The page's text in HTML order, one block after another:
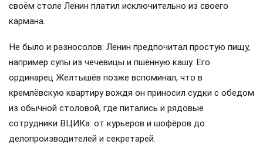
своём столе Ленин платил исключительно из своего
кармана.
Не было и разносолов: Ленин предпочитал простую пищу,
например супы из чечевицы и пшённую кашу. Его
ординарец Желтышёв позже вспоминал, что в
кремлёвскую квартиру вождя он приносил судки с обедом
из обычной столовой, где питались и рядовые
сотрудники ВЦИКа: от курьеров и шофёров до
делопроизводителей и секретарей.